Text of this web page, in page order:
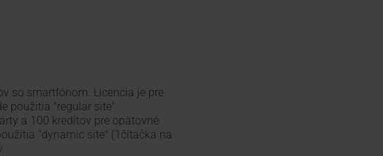
so smartfónom. Licencia je pre
použitia "regular site"
a 100 kreditov pre opätovné
"dynamic site" (1čítačka na